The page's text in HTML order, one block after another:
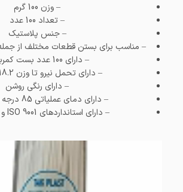
– وزن 100 گرم
– تعداد 100 عدد
– جنس پلاستیک
– مناسب برای بستن قطعات مختلف از
– دارای 100 عدد بست کمربندی
– دارای تحمل نیرو تا وزن 18.2 کیلو‌گرم
– دارای رنگی روشن
– دارای دمای عملیاتی 85 درجه سانتی‌گراد
– دارای استاندارد‌های ISO 9001 و ISO 14001